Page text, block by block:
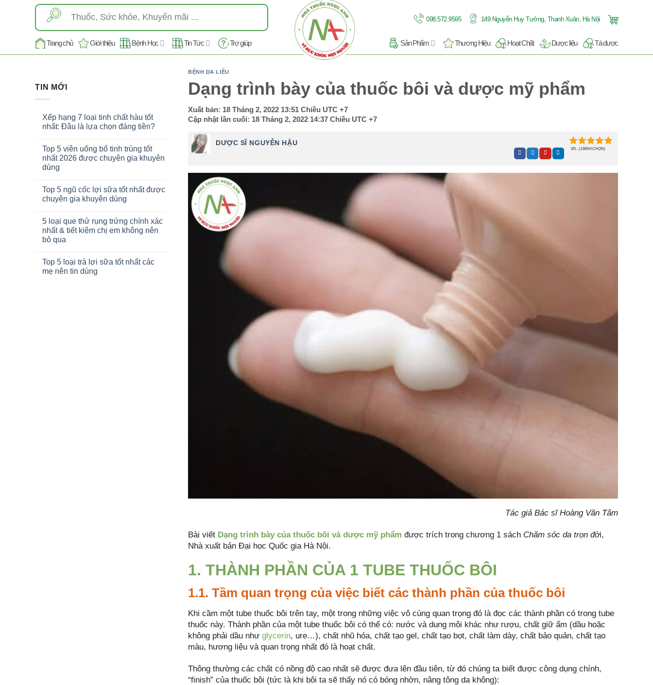
kiếm:
098.572.9595 149 Nguyễn Huy Tưởng, Thanh Xuân, Hà Nội
Trang chủ Giới thiệu Bệnh Học Tin Tức Trợ giúp Sản Phẩm Thương Hiệu Hoạt Chất Dược liệu Tá dược
TIN MỚI
Xếp hạng 7 loại tinh chất hàu tốt
nhất: Đâu là lựa chọn đáng tiền?
Top 5 viên uống bổ tinh trùng tốt
nhất 2026 được chuyên gia khuyên
dùng
Top 5 ngũ cốc lợi sữa tốt nhất được
chuyên gia khuyên dùng
5 loại que thử rụng trứng chính xác
nhất & tiết kiệm chị em không nên
bỏ qua
Top 5 loại trà lợi sữa tốt nhất các
mẹ nên tin dùng
BỆNH DA LIỄU
Dạng trình bày của thuốc bôi và dược mỹ phẩm
Xuất bản: 18 Tháng 2, 2022 13:51 Chiều UTC +7
Cập nhật lần cuối: 18 Tháng 2, 2022 14:37 Chiều UTC +7
DƯỢC SĨ NGUYỄN HẬU
5/5 - (1 BÌNH CHỌN)
Tác giả Bác sĩ Hoàng Văn Tâm
Bài viết Dạng trình bày của thuốc bôi và dược mỹ phẩm được trích trong chương 1 sách Chăm sóc da trọn đời,
Nhà xuất bản Đại học Quốc gia Hà Nội.
1. THÀNH PHẦN CỦA 1 TUBE THUỐC BÔI
1.1. Tầm quan trọng của việc biết các thành phần của thuốc bôi
Khi cầm một tube thuốc bôi trên tay, một trong những việc vô cùng quan trọng đó là đọc các thành phần có trong tube
thuốc này. Thành phần của một tube thuốc bôi có thể có: nước và dung môi khác như rượu, chất giữ ẩm (dầu hoặc
không phải dầu như glycerin, ure…), chất nhũ hóa, chất tạo gel, chất tạo bọt, chất làm dày, chất bảo quản, chất tạo
màu, hương liệu và quan trọng nhất đó là hoạt chất.
Thông thường các chất có nồng độ cao nhất sẽ được đưa lên đầu tiên, từ đó chúng ta biết được công dụng chính,
“finish” của thuốc bôi (tức là khi bôi ta sẽ thấy nó có bóng nhờn, nâng tông da không):